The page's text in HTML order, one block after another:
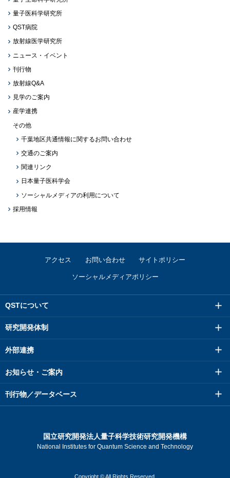
量子医科学研究所
QST病院
放射線医学研究所
ニュース・イベント
刊行物
放射線Q&A
見学のご案内
産学連携
その他
千葉地区共通情報に関するお問い合わせ
交通のご案内
関連リンク
日本量子医科学会
ソーシャルメディアの利用について
採用情報
アクセス お問い合わせ サイトポリシー
ソーシャルメディアポリシー
QSTについて
研究開発体制
外部連携
お知らせ・ご案内
刊行物／データベース
国立研究開発法人量子科学技術研究開発機構
National Institutes for Quantum Science and Technology
Copyright © All Rights Reserved.